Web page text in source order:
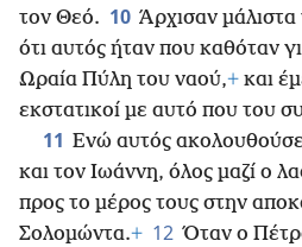
τον Θεό. 10 Άρχισαν
ότι αυτός ήταν που καθόταν
Ωραία Πύλη του ναού,+ και
εκστατικοί με αυτό που του
11 Ενώ αυτός
και τον Ιωάννη, όλος μαζί ο
προς το μέρος τους στην
Σολομώντα.+ 12 Όταν ο